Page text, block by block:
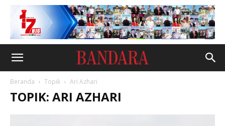
Beranda Topik Ari Azhari
TOPIK: ARI AZHARI